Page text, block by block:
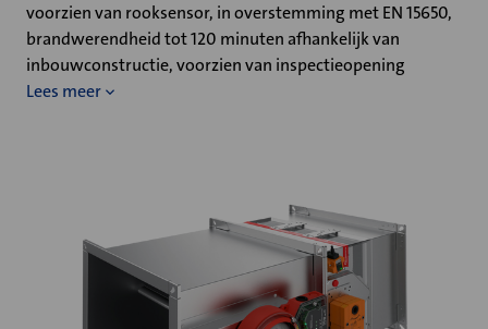
voorzien van rooksensor, in overstemming met EN 15650,
brandwerendheid tot 120 minuten afhankelijk van
inbouwconstructie, voorzien van inspectieopening
Lees meer